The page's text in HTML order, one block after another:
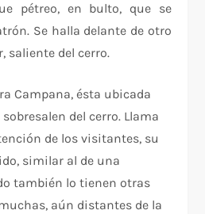
pétreo, en bulto, que se
Se halla delante de otro
saliente del cerro.
Campana, ésta ubicada
del cerro. Llama
de los visitantes, su
similar al de una
también lo tienen otras
aún distantes de la